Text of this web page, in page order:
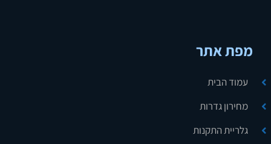
מפת אתר
עמוד הבית
מחירון גדרות
גלריית התקנות